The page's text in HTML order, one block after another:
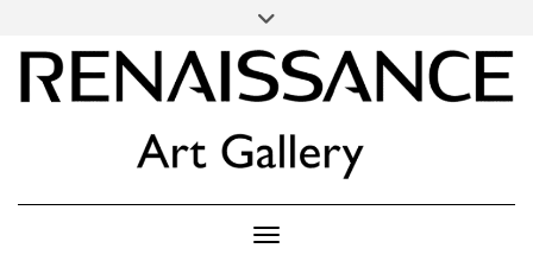
content
PARTENER
ARTSY
Follow Renaissance Art Gallery on Artsy
Toggle Navigation